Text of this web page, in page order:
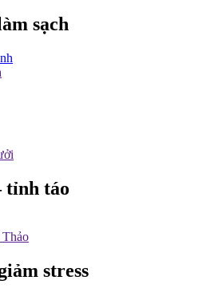
sạch
tỉnh táo
stress